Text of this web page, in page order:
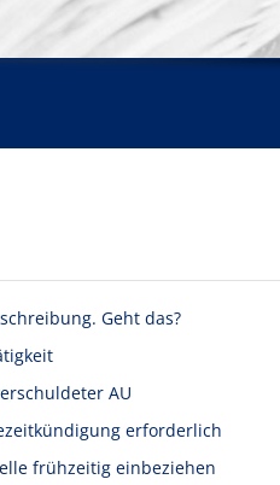
Geht das?
AU
erforderlich
frühzeitig einbeziehen